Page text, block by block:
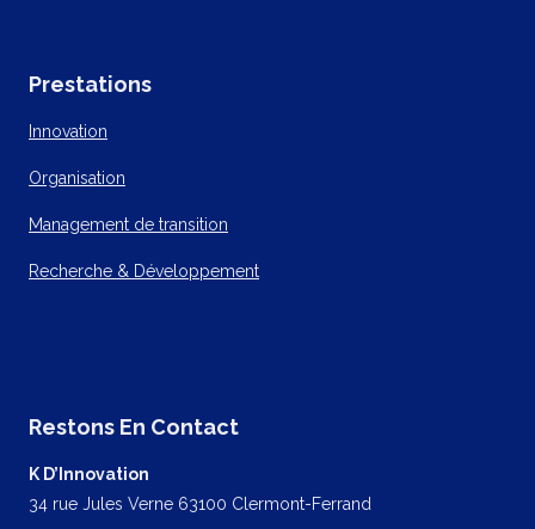
Prestations
Innovation
Organisation
Management de transition
Recherche & Développement
Restons En Contact
K D’Innovation
34 rue Jules Verne 63100 Clermont-Ferrand